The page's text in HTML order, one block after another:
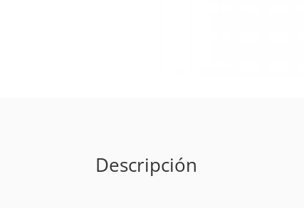
Descripción